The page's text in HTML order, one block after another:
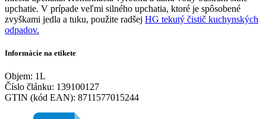
upchatie. V prípade veľmi silného upchatia, ktoré je spôsobené
zvyškami jedla a tuku, použite radšej HG tekutý čistič kuchynských
odpadov.
Informácie na etikete
Objem: 1L
Číslo článku: 139100127
GTIN (kód EAN): 8711577015244